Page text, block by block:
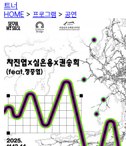
트너
HOME > 프로그램 > 공연